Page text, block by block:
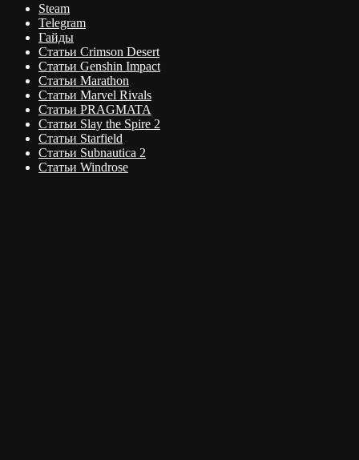
Steam
Telegram
Гайды
Статьи Crimson Desert
Статьи Genshin Impact
Статьи Marathon
Статьи Marvel Rivals
Статьи PRAGMATA
Статьи Slay the Spire 2
Статьи Starfield
Статьи Subnautica 2
Статьи Windrose